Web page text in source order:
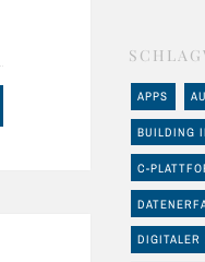
APPS
BUILDING
C-
DIGITALER